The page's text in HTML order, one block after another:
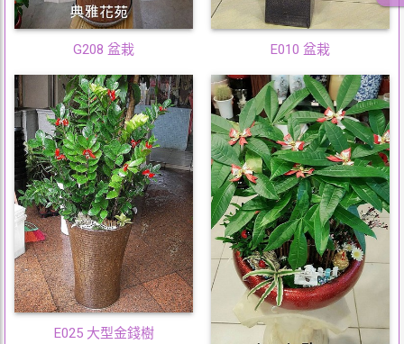
E010 盆栽
G208 盆栽
E025 大型金錢樹